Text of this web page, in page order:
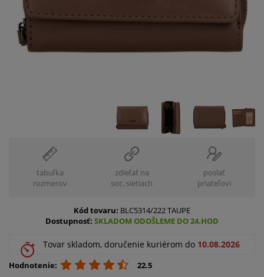
tabuľka
rozmerov
zdieľať na
soc. sietiach
poslať
priateľovi
Kód tovaru: BLC5314/222 TAUPE
Dostupnosť: SKLADOM ODOŠLEME DO 24.HOD
Tovar skladom, doručenie kuriérom do 10.08.2026
Hodnotenie: 22.5